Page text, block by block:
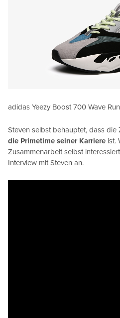
adidas Yeezy Boost 700 Wave
Steven selbst behauptet, dass die
die Primetime seiner Karriere ist.
Zusammenarbeit selbst
Interview mit Steven an.